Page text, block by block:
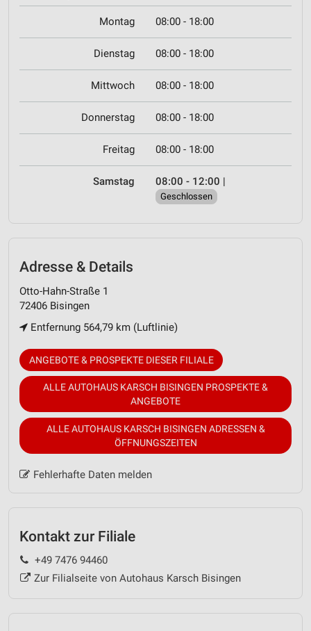
Montag 08:00 - 18:00
Dienstag 08:00 - 18:00
Mittwoch 08:00 - 18:00
Donnerstag 08:00 - 18:00
Freitag 08:00 - 18:00
Samstag 08:00 - 12:00 |
Geschlossen
Adresse & Details
Otto-Hahn-Straße 1
72406 Bisingen
Entfernung 564,79 km (Luftlinie)
ANGEBOTE & PROSPEKTE DIESER FILIALE
ALLE AUTOHAUS KARSCH BISINGEN PROSPEKTE &
ANGEBOTE
ALLE AUTOHAUS KARSCH BISINGEN ADRESSEN &
ÖFFNUNGSZEITEN
Fehlerhafte Daten melden
Kontakt zur Filiale
+49 7476 94460
Zur Filialseite von Autohaus Karsch Bisingen